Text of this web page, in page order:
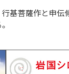
基菩薩作と申